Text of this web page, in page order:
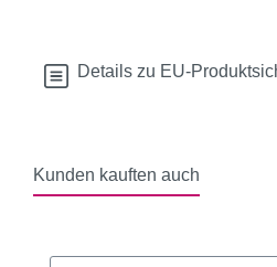
Details zu EU-
Kunden kauften auch